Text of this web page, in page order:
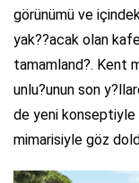
görünümü ve
yak??acak olan
tamamland?. Kent
unlu?unun son
de yeni konseptiyle
mimarisiyle göz